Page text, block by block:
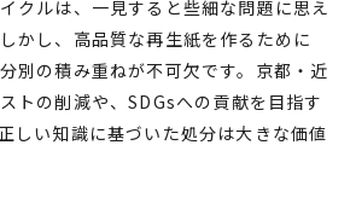
クルは、一見すると些細な問題に思え
かし、高品質な再生紙を作るために
別の積み重ねが不可欠です。京都・近
トの削減や、SDGsへの貢献を目指す
しい知識に基づいた処分は大きな価値